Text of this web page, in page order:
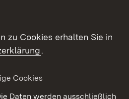
zu Cookies erhalten Sie in
.
Cookies
Daten werden ausschließlich